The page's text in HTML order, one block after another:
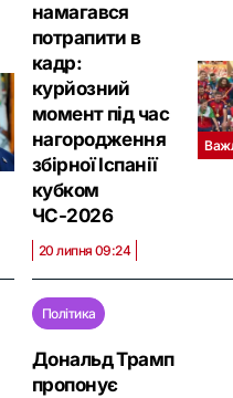
намагався
потрапити в
кадр:
курйозний
момент під час
нагородження
збірної Іспанії
кубком
ЧС-2026
20 липня 09:24
Політика
Дональд Трамп
пропонує